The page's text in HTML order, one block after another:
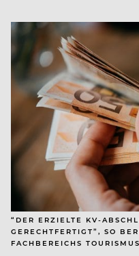
“DER ERZIELTE KV-
GERECHTFERTIGT”, SO
FACHBEREICHS